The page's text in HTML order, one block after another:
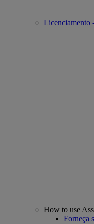
Licenciamento
How to use
Forneça